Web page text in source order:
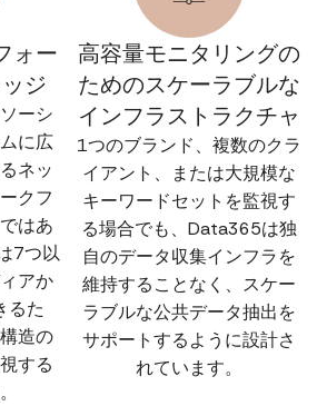
ォー
ジ
ーシ
に広
ネッ
クフ
はあ
7つ以
アか
るた
造の
する
高容量モニタリングの
ためのスケーラブルな
インフラストラクチャ
1つのブランド、複数のクラ
イアント、または大規模な
キーワードセットを監視す
る場合でも、Data365は独
自のデータ収集インフラを
維持することなく、スケー
ラブルな公共データ抽出を
サポートするように設計さ
れています。